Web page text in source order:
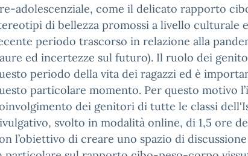
adolescenziale, come il delicato rapporto
di bellezza promossi a livello culturale
periodo trascorso in relazione alla
ed incertezze sul futuro). Il ruolo dei
periodo della vita dei ragazzi ed è
particolare momento. Per questo motivo
dei genitori di tutte le classi
svolto in modalità online, di 1,5 ore
l’obiettivo di creare uno spazio di